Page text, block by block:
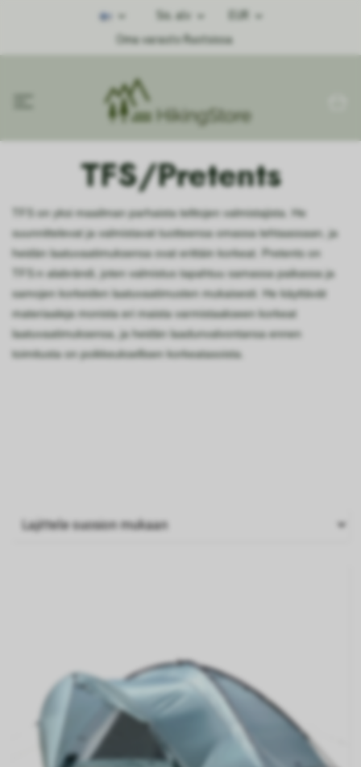
Sis. alv
EUR
Oma varasto Ruotsissa
TFS/Pretents
TFS on yksi maailman parhaista telttojen valmistajista. He
suunnittelevat ja valmistavat tuotteensa omassa tehtaassaan, ja
heidän laatuvaatimuksensa ovat erittäin korkeat. Pretents on
TFS:n alabrändi, joten valmistus tapahtuu samassa paikassa ja
samojen korkeiden laatuvaatimusten mukaisesti. He käyttävät
materiaaleja monista eri maista varmistaakseen korkeat
laatuvaatimuksensa, ja heidän laadunvalvontansa ennen
toimitusta on poikkeuksellisen korkeatasoista.